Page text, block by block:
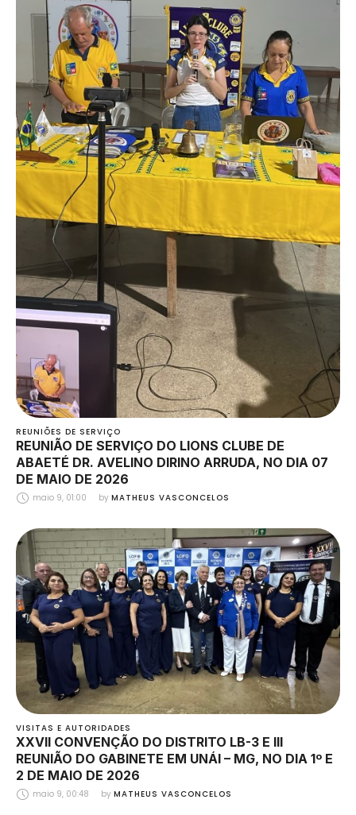
REUNIÕES DE SERVIÇO
REUNIÃO DE SERVIÇO DO LIONS CLUBE DE
ABAETÉ DR. AVELINO DIRINO ARRUDA, NO DIA 07
DE MAIO DE 2026
maio 9, 01:00 by MATHEUS VASCONCELOS
VISITAS E AUTORIDADES
XXVII CONVENÇÃO DO DISTRITO LB-3 E III
REUNIÃO DO GABINETE EM UNÁI – MG, NO DIA 1º E
2 DE MAIO DE 2026
maio 9, 00:48 by MATHEUS VASCONCELOS